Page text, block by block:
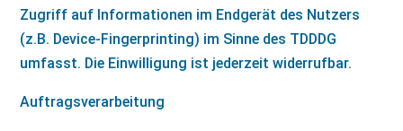
Zugriff auf Informationen im Endgerät des Nutzers
(z.B. Device-Fingerprinting) im Sinne des TDDDG
umfasst. Die Einwilligung ist jederzeit widerrufbar.
Auftragsverarbeitung